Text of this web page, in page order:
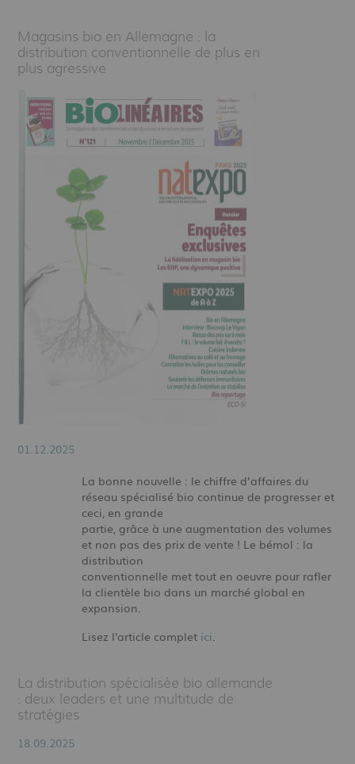
Magasins bio en Allemagne : la
distribution conventionnelle de plus en
plus agressive
01.12.2025
La bonne nouvelle : le chiffre d’affaires du
réseau spécialisé bio continue de progresser et
ceci, en grande
partie, grâce à une augmentation des volumes
et non pas des prix de vente ! Le bémol : la
distribution
conventionnelle met tout en oeuvre pour rafler
la clientèle bio dans un marché global en
expansion.
Lisez l'article complet ici.
La distribution spécialisée bio allemande
: deux leaders et une multitude de
stratégies
18.09.2025